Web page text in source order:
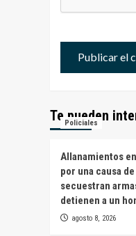
Te pueden
Policiales
Allanamientos
por una causa
secuestran
detienen a un
agosto 8, 2026